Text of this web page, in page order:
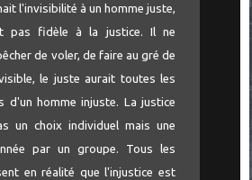
l'invisibilité à un homme juste,
pas fidèle à la justice. Il ne
de voler, de faire au gré de
le juste aurait toutes les
d'un homme injuste. La justice
un choix individuel mais une
par un groupe. Tous les
en réalité que l'injustice est